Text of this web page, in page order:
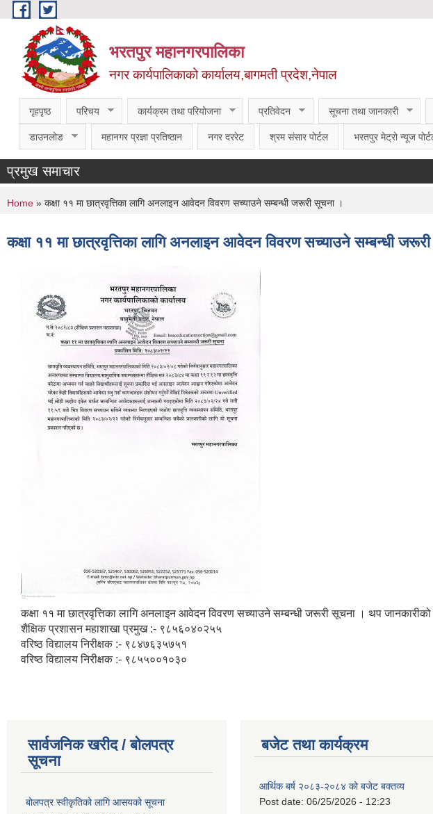
Skip to main content
भरतपुर महानगरपालिका
नगर कार्यपालिकाको कार्यालय,बागमती प्रदेश,नेपाल
गृहपृष्ठ परिचय कार्यक्रम तथा परियोजना प्रतिवेदन सूचना तथा जानकारी
डाउनलोड महानगर प्रज्ञा प्रतिष्ठान नगर दररेट श्रम संसार पोर्टल भरतपुर मेट्रो न्यूज
प्रमुख समाचार
You are here
Home » कक्षा ११ मा छात्रवृत्तिका लागि अनलाइन आवेदन विवरण सच्याउने सम्बन्धी जरूरी सूचना ।
कक्षा ११ मा छात्रवृत्तिका लागि अनलाइन आवेदन विवरण सच्याउने सम्बन्धी
कक्षा ११ मा छात्रवृत्तिका लागि अनलाइन आवेदन विवरण सच्याउने सम्बन्धी जरूरी सूचना । थप जानकारीको
शैक्षिक प्रशासन महाशाखा प्रमुख :- ९८५६०४०२५५
वरिष्ठ विद्यालय निरीक्षक :- ९८४७६३५७५१
वरिष्ठ विद्यालय निरीक्षक :- ९८५५००१०३०
सार्वजनिक खरीद / बोलपत्र
सूचना
बोलपत्र स्वीकृतिको लागि आसयको सूचना
बजेट तथा कार्यक्रम
आर्थिक बर्ष २०८३-२०८४ को बजेट बक्तव्य
Post date: 06/25/2026 - 12:23